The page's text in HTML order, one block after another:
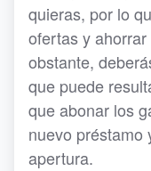
quieras, por lo
ofertas y
obstante,
que puede
que abonar los
nuevo préstamo
apertura.